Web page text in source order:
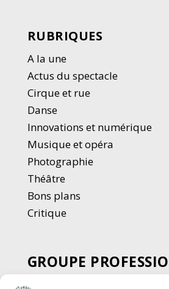
RUBRIQUES
A la une
Actus du spectacle
Cirque et rue
Danse
Innovations et numérique
Musique et opéra
Photographie
Théâtre
Bons plans
Critique
GROUPE
SPECTACLE